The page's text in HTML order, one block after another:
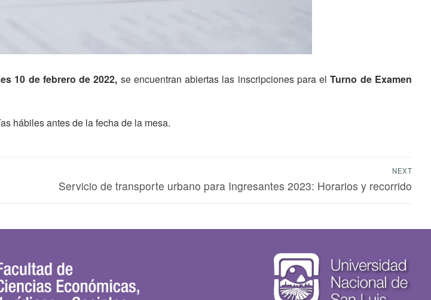
10 de febrero de 2022, se encuentran abiertas las inscripciones para elTurno de Examen
hábiles antes de la fecha de la mesa.
NEXT
Servicio de transporte urbano para Ingresantes 2023: Horarios y recorrido